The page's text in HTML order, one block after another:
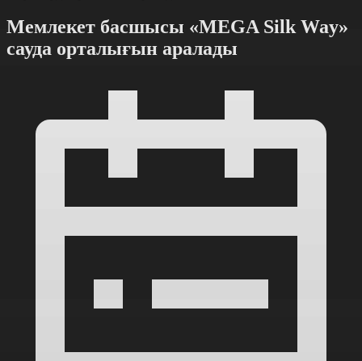
Мемлекет басшысы «MEGA Silk Way»
сауда орталығын аралады